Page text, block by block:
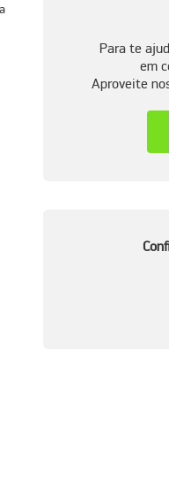
Para te
em
Aproveite